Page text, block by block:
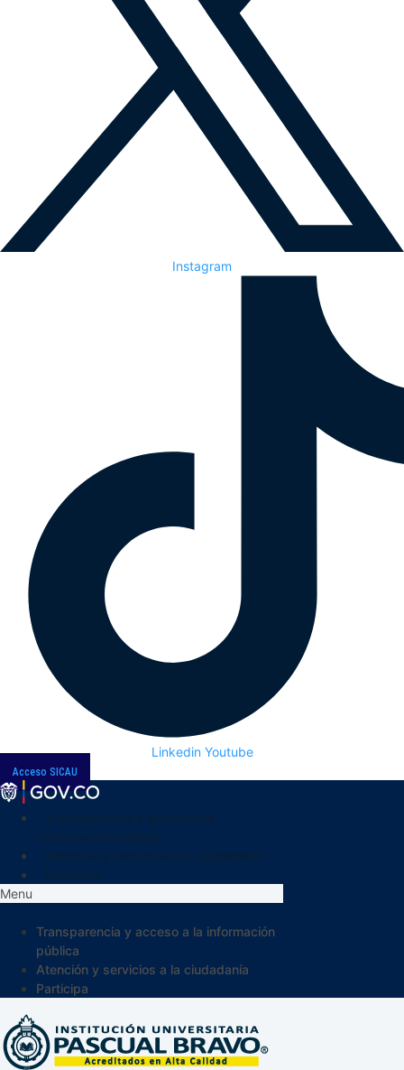
Instagram
Linkedin Youtube
Acceso SICAU
Menu
Transparencia y acceso a la información
pública
Atención y servicios a la ciudadanía
Participa